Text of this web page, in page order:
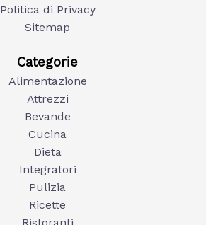
Politica di Privacy
Sitemap
Categorie
Alimentazione
Attrezzi
Bevande
Cucina
Dieta
Integratori
Pulizia
Ricette